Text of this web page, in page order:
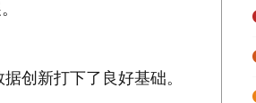
创新打下了良好基础。